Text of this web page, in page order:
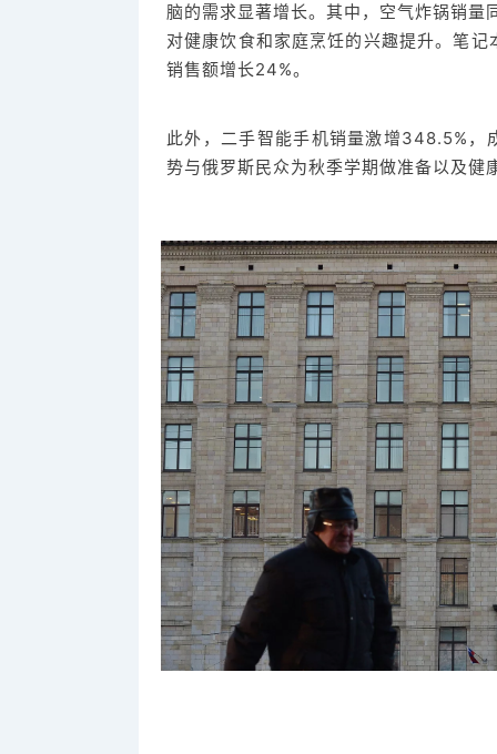
脑的需求显著增长。其中，空气炸锅销
对健康饮食和家庭烹饪的兴趣提升。笔
销售额增长24%。
此外，二手智能手机销量激增348.5%，
势与俄罗斯民众为秋季学期做准备以及健